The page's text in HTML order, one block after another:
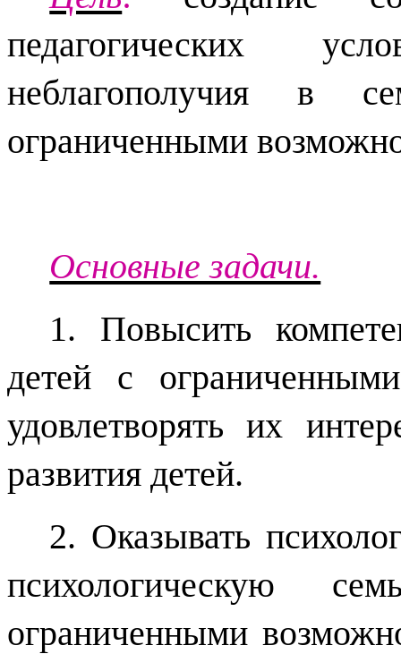
педагогических
неблагополучия в
ограниченными
Основные задачи.
1. Повысить
детей с
удовлетворять их
развития детей.
2. Оказывать
психологическую
ограниченными